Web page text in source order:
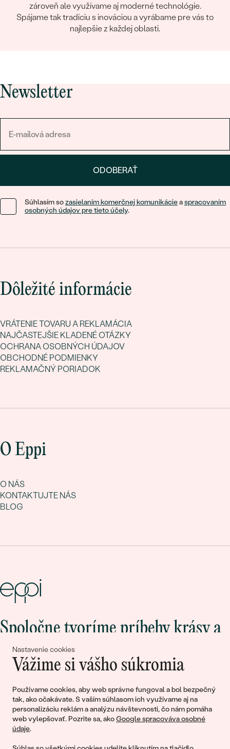
Nastavenie cookies
Vážime si vášho súkromia
Používame cookies, aby web správne fungoval a bol bezpečný
tak, ako očakávate. S vaším súhlasom ich využívame aj na
personalizáciu reklám a analýzu návštevnosti, čo nám pomáha
web vylepšovať. Pozrite sa, akoGoogle spracováva osobné
údaje.
zároveň ale využívame aj moderné technológie.
Spájame tak tradíciu s inováciou a vyrábame pre vás to
najlepšie z každej oblasti.
Newsletter
ODOBERAŤ
Súhlasím sozasielaním komerčnej komunikácieaspracovaním
osobných údajov pre tieto účely.
Dôležité informácie
VRÁTENIE TOVARU A REKLAMÁCIA
NAJČASTEJŠIE KLADENÉ OTÁZKY
OCHRANA OSOBNÝCH ÚDAJOV
OBCHODNÉ PODMIENKY
REKLAMAČNÝ PORIADOK
O Eppi
O NÁS
KONTAKTUJTE NÁS
BLOG
Spoločne tvoríme príbehy krásy a
lásky